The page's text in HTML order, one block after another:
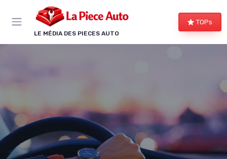
LE MÉDIA DES PIECES AUTO
TOPs
Panneau de gestion des cookies